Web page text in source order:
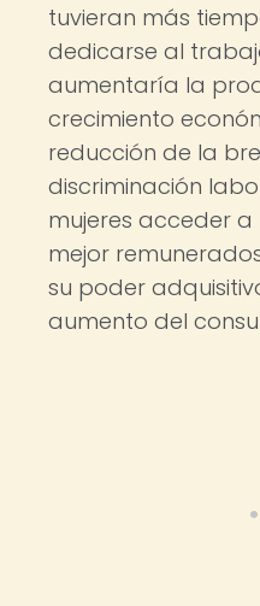
tuvieran más
dedicarse al
aumentaría la
crecimiento
reducción de la
discriminación
mujeres acceder
mejor
su poder
aumento del